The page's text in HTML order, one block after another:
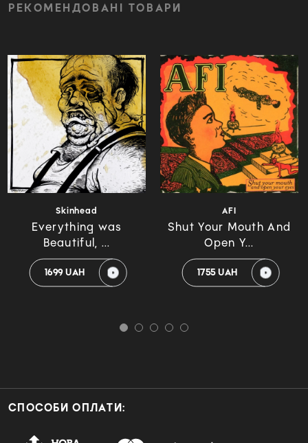
РЕКОМЕНДОВАНІ ТОВАРИ
Skinhead
Everything was
Beautiful, ...
1699 UAH
AFI
Shut Your Mouth And
Open Y...
1755 UAH
СПОСОБИ ОПЛАТИ: